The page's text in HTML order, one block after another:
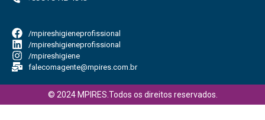
/mpireshigieneprofissional
/mpireshigieneprofissional
/mpireshigiene
falecomagente@mpires.com.br
© 2024 MPIRES.Todos os direitos reservados.